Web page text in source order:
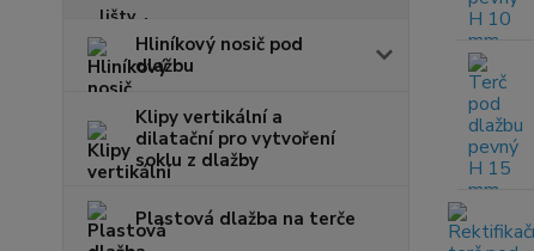
Hliníkový nosič pod
dlažbu
Klipy vertikální a
dilatační pro vytvoření
soklu z dlažby
Plastová dlažba na terče